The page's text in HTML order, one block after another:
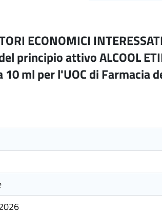
ECONOMICI
principio attivo ALCOOL
ml per l'UOC di Farmacia